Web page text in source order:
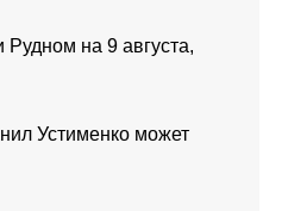
Рудном на 9 августа,
Устименко может